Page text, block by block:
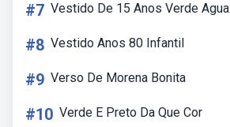
#7 Vestido De 15 Anos Verde Agua
#8 Vestido Anos 80 Infantil
#9 Verso De Morena Bonita
#10 Verde E Preto Da Que Cor